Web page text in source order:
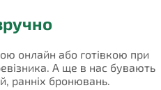
онлайн або готівкою при
А ще в нас бувають
ранніх бронювань.